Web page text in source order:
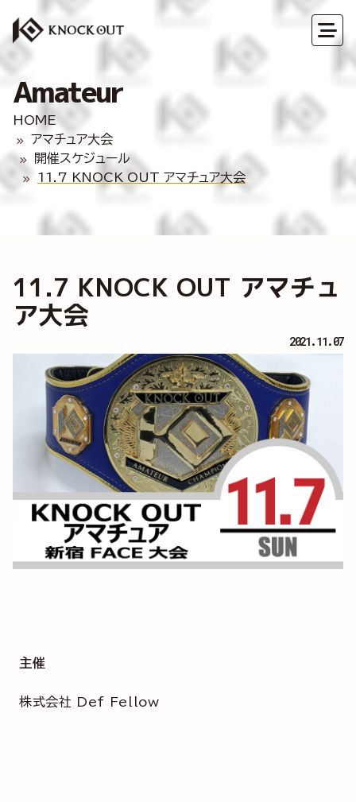
Amateur
HOME
アマチュア大会
開催スケジュール
11.7 KNOCK OUT アマチュア大会
11.7 KNOCK OUT アマチュ
ア大会
2021.11.07
主催
株式会社 Def Fellow